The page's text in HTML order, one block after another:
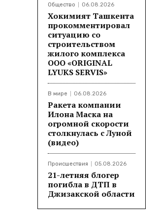
Общество 06.08.2026
Хокимият Ташкента
прокомментировал
ситуацию со
строительством
жилого комплекса
ООО «ORIGINAL
LYUKS SERVIS»
В мире 06.08.2026
Ракета компании
Илона Маска на
огромной скорости
столкнулась с Луной
(видео)
Происшествия 05.08.2026
21-летняя блогер
погибла в ДТП в
Джизакской области